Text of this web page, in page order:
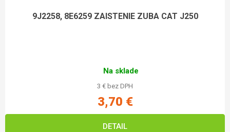
9J2258, 8E6259 ZAISTENIE ZUBA CAT J250
Na sklade
3 € bez DPH
3,70 €
DETAIL